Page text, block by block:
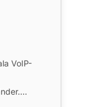
VoIP-